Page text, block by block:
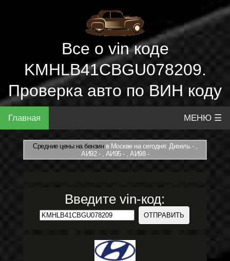
Все о vin коде
KMHLB41CBGU078209.
Проверка авто по ВИН коду
Главная МЕНЮ ☰
Средние цены на бензинв Москве на сегодня: Дизель - ,
АИ92 - , АИ95 - , АИ98 -
Введите vin-код: